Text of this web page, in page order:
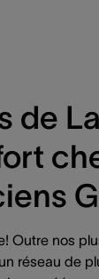
de
Outre nos
réseau de